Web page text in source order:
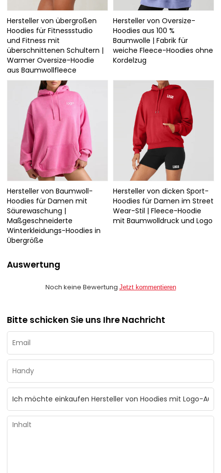
Hersteller von übergroßen
Hoodies für Fitnessstudio
und Fitness mit
überschnittenen Schultern |
Warmer Oversize-Hoodie
aus Baumwollfleece
Hersteller von Oversize-
Hoodies aus 100 %
Baumwolle | Fabrik für
weiche Fleece-Hoodies ohne
Kordelzug
Hersteller von Baumwoll-
Hoodies für Damen mit
Säurewaschung |
Maßgeschneiderte
Winterkleidungs-Hoodies in
Übergröße
Hersteller von dicken Sport-
Hoodies für Damen im Street
Wear-Stil | Fleece-Hoodie
mit Baumwolldruck und Logo
Auswertung
Noch keine Bewertung Jetzt kommentieren
Bitte schicken Sie uns Ihre Nachricht